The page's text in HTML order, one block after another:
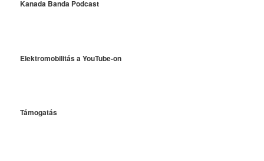
Kanada Banda Podcast
Elektromobilitás a YouTube-on
Támogatás